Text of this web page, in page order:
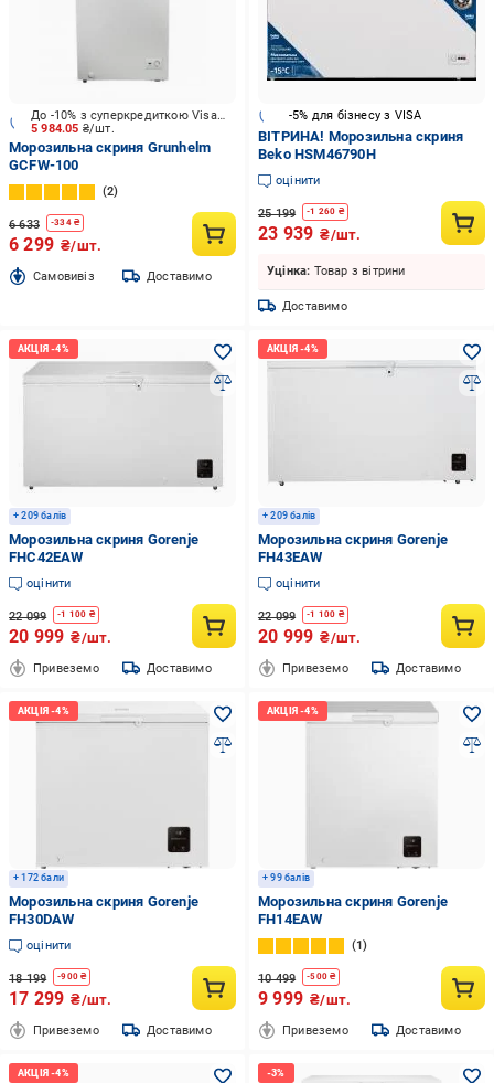
5 984.05 ₴/шт.
До -10% з суперкредиткою Visa Вигода
Морозильна скриня Grunhelm
GCFW-100
2
6 633 -334₴
6 299 ₴/шт.
Cамовивіз Доставимо
-5% для бізнесу з VISA
ВІТРИНА! Морозильна скриня
Beko HSM46790H
оцінити
25 199 -1 260 ₴
23 939 ₴/шт.
Уцінка: Товар з вітрини
Доставимо
+ 209 балів
Морозильна скриня Gorenje
FHC42EAW
оцінити
22 099 -1 100 ₴
20 999 ₴/шт.
Привеземо Доставимо
+ 209 балів
Морозильна скриня Gorenje
FH43EAW
оцінити
22 099 -1 100 ₴
20 999 ₴/шт.
Привеземо Доставимо
+ 172 бали
Морозильна скриня Gorenje
FH30DAW
оцінити
18 199 -900 ₴
17 299 ₴/шт.
Привеземо Доставимо
+ 99 балів
Морозильна скриня Gorenje
FH14EAW
1
10 499 -500₴
9 999 ₴/шт.
Привеземо Доставимо